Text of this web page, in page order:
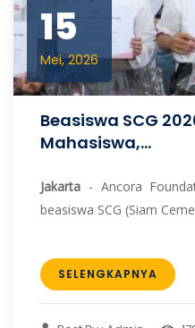
15
Mei, 2026
Beasiswa SCG
Mahasiswa,...
Jakarta - Ancora
beasiswa SCG (Siam
SELENGKAPNYA